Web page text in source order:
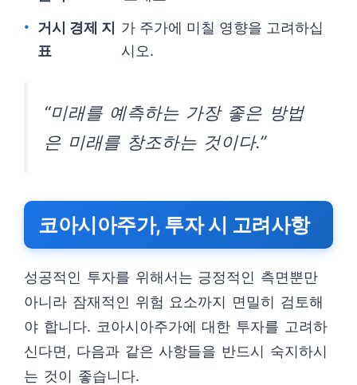
거시 경제 지
표
가 주가에 미칠 영향을 고려하십
시오.
“미래를 예측하는 가장 좋은 방법
은 미래를 창조하는 것이다.”
코아시아주가, 투자 시 고려사항
성공적인 투자를 위해서는 긍정적인 측면뿐만
아니라 잠재적인 위험 요소까지 면밀히 검토해
야 합니다. 코아시아주가에 대한 투자를 고려하
신다면, 다음과 같은 사항들을 반드시 숙지하시
는 것이 좋습니다.